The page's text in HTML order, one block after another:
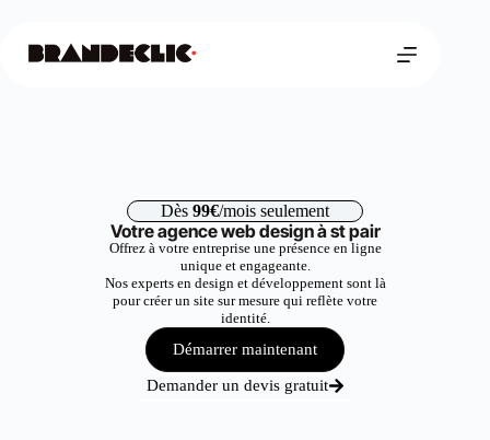
Dès 99€/mois seulement
Votre agence web design à st pair
Offrez à votre entreprise une présence en ligne
unique et engageante.
Nos experts en design et développement sont là
pour créer un site sur mesure qui reflète votre
identité.
Démarrer maintenant
Demander un devis gratuit